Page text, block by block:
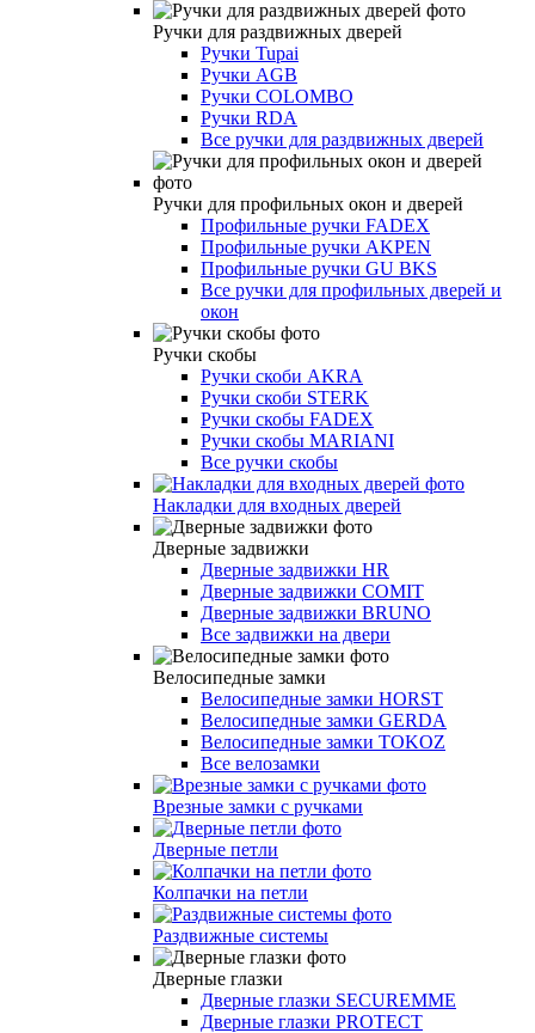
Ручки для раздвижных дверей
Ручки Tupai
Ручки AGB
Ручки COLOMBO
Ручки RDA
Все ручки для раздвижных дверей
Ручки для профильных окон и дверей
Профильные ручки FADEX
Профильные ручки AKPEN
Профильные ручки GU BKS
Все ручки для профильных дверей и
окон
Ручки скобы
Ручки скоби AKRA
Ручки скоби STERK
Ручки скобы FADEX
Ручки скобы MARIANI
Все ручки скобы
Накладки для входных дверей
Дверные задвижки
Дверные задвижки HR
Дверные задвижки COMIT
Дверные задвижки BRUNO
Все задвижки на двери
Велосипедные замки
Велосипедные замки HORST
Велосипедные замки GERDA
Велосипедные замки TOKOZ
Все велозамки
Врезные замки с ручками
Дверные петли
Колпачки на петли
Раздвижные системы
Дверные глазки
Дверные глазки SECUREMME
Дверные глазки PROTECT